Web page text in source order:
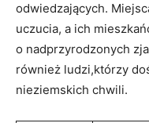
odwiedzających.
uczucia, a ich​
o nadprzyrodzonych
również ludzi,którzy⁢
⁤nieziemskich chwili.